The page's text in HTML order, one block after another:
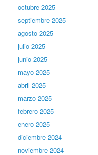
octubre 2025
septiembre 2025
agosto 2025
julio 2025
junio 2025
mayo 2025
abril 2025
marzo 2025
febrero 2025
enero 2025
diciembre 2024
noviembre 2024